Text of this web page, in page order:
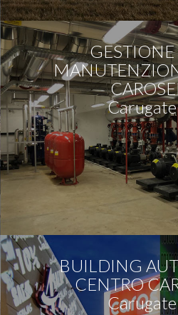
BUILDING
CENTRO